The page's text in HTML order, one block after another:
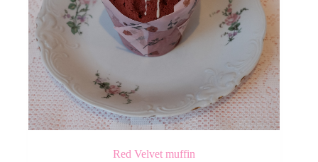
Red Velvet muffin